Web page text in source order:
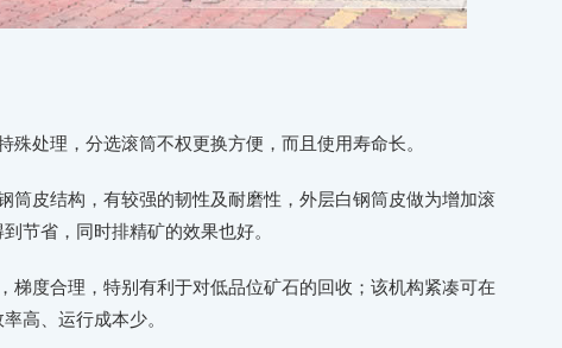
殊处理，分选滚筒不权更换方便，而且使用寿命长。
筒皮结构，有较强的韧性及耐磨性，外层白钢筒皮做为增加滚
节省，同时排精矿的效果也好。
梯度合理，特别有利于对低品位矿石的回收；该机构紧凑可在
高、运行成本少。